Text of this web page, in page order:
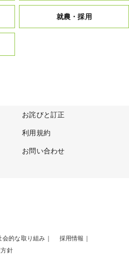
就農・採用
お詫びと訂正
利用規約
お問い合わせ
会的な取り組み
採用情報
針